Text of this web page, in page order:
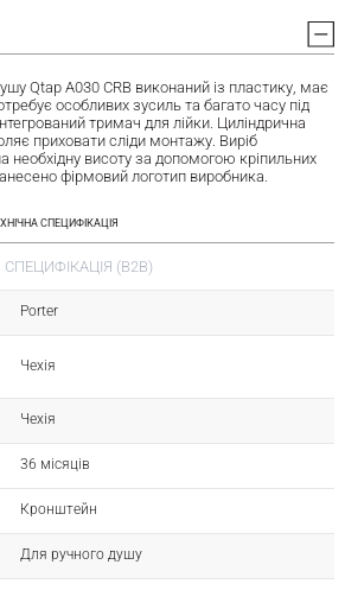
Qtap A030 CRB виконаний із пластику, має
особливих зусиль та багато часу під
тримач для лійки. Циліндрична
приховати сліди монтажу. Виріб
необхідну висоту за допомогою кріпильних
фірмовий логотип виробника.
СПЕЦИФІКАЦІЯ
СПЕЦИФІКАЦІЯ (B2B)
Porter
Чехія
Чехія
36 місяців
Кронштейн
Для ручного душу